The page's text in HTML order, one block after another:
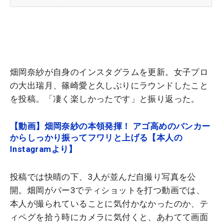
畑岡奈紗が自身のインスタグラムを更新。女子プロ
の大出瑞月、篠崎愛と久しぶりにラウンドしたこと
を投稿。「凄く楽しかったです」と振り返った。
【動画】畑岡奈紗の本領発揮！ アゴ高めのバンカー
からしっかり振ってフワリと上げる【本人の
Instagramより】
投稿では快晴の下、3人が並んだ自撮り写真を公
開。畑岡がパー3でティショットを打つ動画では、
本人が撮られていることに気付かなかったのか、テ
ィペグを拾う時にカメラに気付くと、あわてて画面